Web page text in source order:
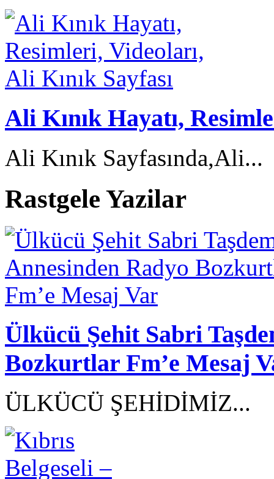
Ali Kınık Hayatı,
Ali Kınık Sayfasında,Ali...
Rastgele Yazilar
Ülkücü Şehit Sabri
Bozkurtlar Fm’e Mesaj
ÜLKÜCÜ ŞEHİDİMİZ...